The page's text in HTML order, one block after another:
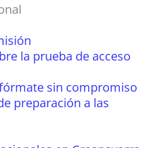
la prueba de acceso
sin compromiso
preparación a las